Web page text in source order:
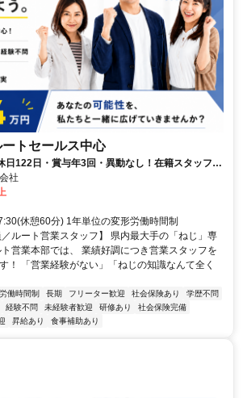
トセールス中心
日122日・賞与年3回・異動なし！在籍スタッフの
ート！
社
休憩60分) 1年単位の変形労働時間制
ルート営業スタッフ】 県内最大手の「ねじ」専
営業本部では、 業績好調につき営業スタッフを
！ 「営業経験がない」「ねじの知識なんて全く
働時間制 長期 フリーター歓迎 社会保険あり
学歴不問
経験不問 未経験者歓迎 研修あり
社会保険完備
昇給あり 食事補助あり